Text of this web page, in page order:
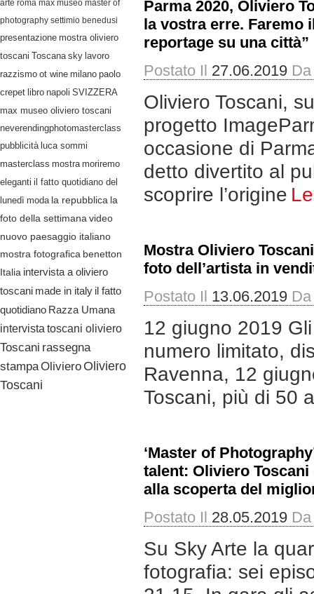
arte roma max museo master of
photography settimio benedusi
presentazione mostra oliviero
toscani
Toscana sky lavoro
razzismo ot wine milano paolo
crepet libro napoli SVIZZERA
max museo oliviero toscani
neverendingphotomasterclass
pubblicità luca sommi
masterclass mostra moriremo
eleganti il fatto quotidiano del
lunedì moda la repubblica la
foto della settimana video
nuovo paesaggio italiano
mostra fotografica benetton
Italia intervista a oliviero
toscani made in italy il fatto
quotidiano Razza Umana
intervista toscani oliviero
Toscani rassegna
stampaOliviero Oliviero
Toscani
Parma 2020, Oliviero
la vostra erre. Faremo
reportage su una città”
Postato Il 27.06.2019 Da
Oliviero Toscani,
progetto
occasione di
detto divertito al
scoprire l’origine
Mostra Oliviero
foto dell’artista in
Postato Il 13.06.2019 Da
12 giugno 2019
numero limitato,
Ravenna, 12
Toscani, più di 50
‘Master of
talent: Oliviero
alla scoperta del
Postato Il 28.05.2019 Da
Su Sky Arte la
fotografia: sei